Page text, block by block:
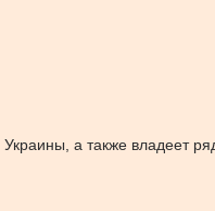
а также владеет